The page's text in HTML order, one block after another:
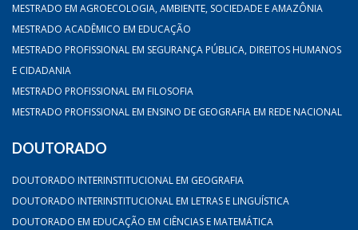
MESTRADO EM AGROECOLOGIA, AMBIENTE, SOCIEDADE E AMAZÔNIA
MESTRADO ACADÊMICO EM EDUCAÇÃO
MESTRADO PROFISSIONAL EM SEGURANÇA PÚBLICA, DIREITOS HUMANOS
E CIDADANIA
MESTRADO PROFISSIONAL EM FILOSOFIA
MESTRADO PROFISSIONAL EM ENSINO DE GEOGRAFIA EM REDE NACIONAL
DOUTORADO
DOUTORADO INTERINSTITUCIONAL EM GEOGRAFIA
DOUTORADO INTERINSTITUCIONAL EM LETRAS E LINGUÍSTICA
DOUTORADO EM EDUCAÇÃO EM CIÊNCIAS E MATEMÁTICA